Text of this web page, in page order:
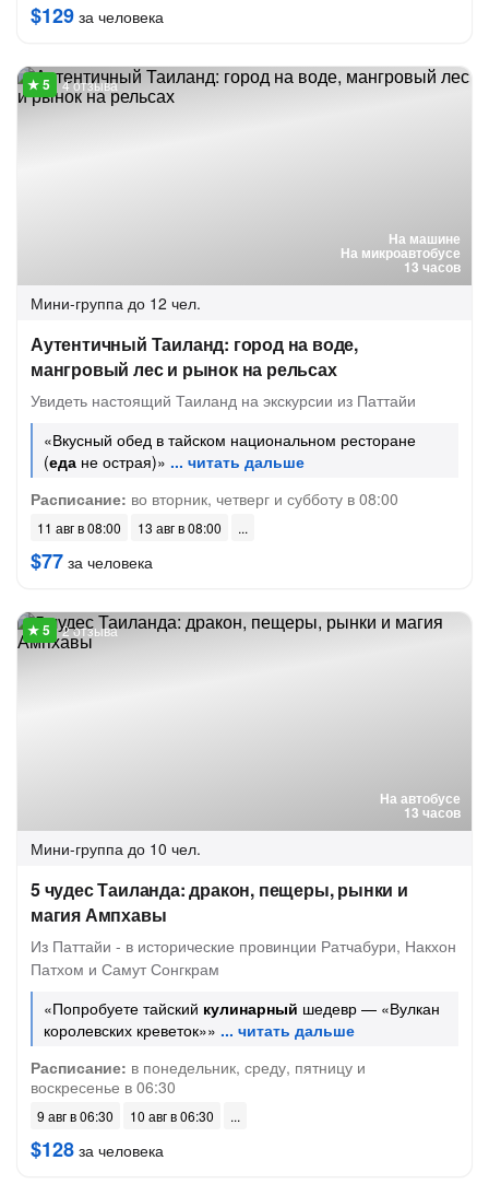
$129 за человека
На машине
На микроавтобусе
13 часов
4 отзыва
Мини-группа до 12 чел.
Аутентичный Таиланд: город на воде,
мангровый лес и рынок на рельсах
Увидеть настоящий Таиланд на экскурсии из Паттайи
«Вкусный обед в тайском национальном ресторане
(еда не острая)»
Расписание: во вторник, четверг и субботу в 08:00
11 авг в 08:00 13 авг в 08:00
$77 за человека
На автобусе
13 часов
2 отзыва
Мини-группа до 10 чел.
5 чудес Таиланда: дракон, пещеры, рынки и
магия Ампхавы
Из Паттайи - в исторические провинции Ратчабури, Накхон
Патхом и Самут Сонгкрам
«Попробуете тайский кулинарный шедевр — «Вулкан
королевских креветок»»
Расписание: в понедельник, среду, пятницу и
воскресенье в 06:30
9 авг в 06:30 10 авг в 06:30
$128 за человека